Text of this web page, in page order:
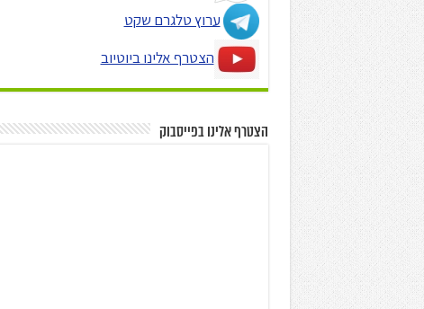
ערוץ טלגרם שקט
הצטרף אלינו ביוטיוב
הצטרף אלינו בפייסבוק